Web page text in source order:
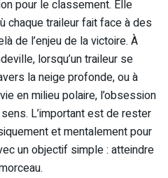
pour le classement. Elle
chaque traileur fait face à des
de l’enjeu de la victoire. À
lorsqu’un traileur se
la neige profonde, ou à
en milieu polaire, l’obsession
L’important est de rester
et mentalement pour
un objectif simple : atteindre